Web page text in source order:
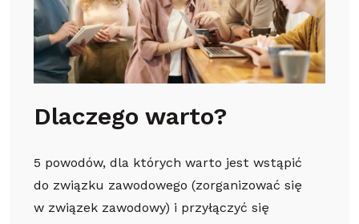
Dlaczego warto?
5 powodów, dla których warto jest wstąpić
do związku zawodowego (zorganizować się
w związek zawodowy) i przyłączyć się